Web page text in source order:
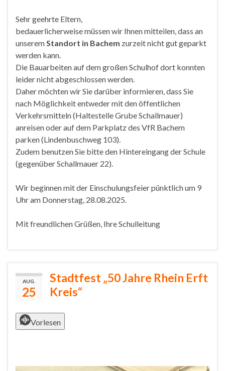
Sehr geehrte Eltern,
bedauerlicherweise müssen wir Ihnen mitteilen, dass an
unserem Standort in Bachem zurzeit nicht gut geparkt
werden kann.
Die Bauarbeiten auf dem großen Schulhof dort konnten
leider nicht abgeschlossen werden.
Daher möchten wir Sie darüber informieren, dass Sie
nach Möglichkeit entweder mit den öffentlichen
Verkehrsmitteln (Haltestelle Grube Schallmauer)
anreisen oder auf dem Parkplatz des VfR Bachem
parken (Lindenbuschweg 103).
Zudem benutzen Sie bitte den Hintereingang der Schule
(gegenüber Schallmauer 22).
Wir beginnen mit der Einschulungsfeier pünktlich um 9
Uhr am Donnerstag, 28.08.2025.
Mit freundlichen Grüßen, Ihre Schulleitung
AUG.
25
Stadtfest „50 Jahre Rhein Erft
Kreis“
Vorlesen